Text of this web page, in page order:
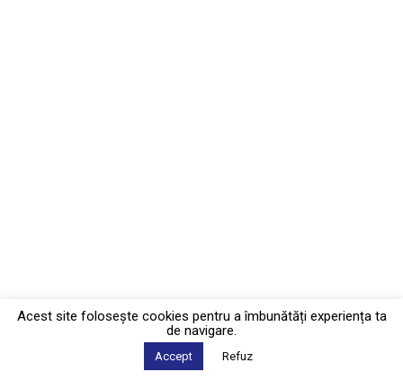
Acest site foloseşte cookies pentru a îmbunătăți experiența ta
de navigare.
Accept Refuz